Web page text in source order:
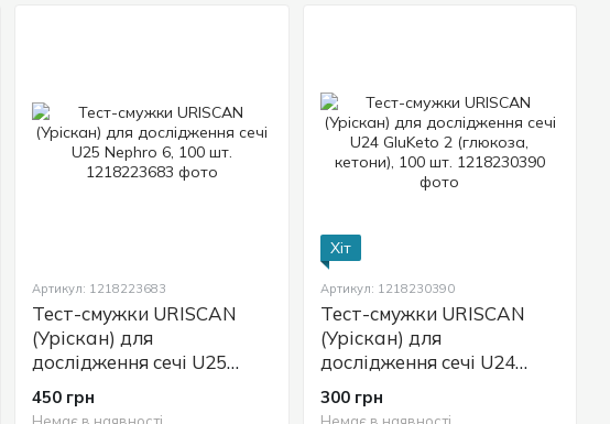
Артикул: 1218223683
Тест-смужки URISCAN
(Уріскан) для
дослідження сечі U25
Nephro 6, 100 шт.
450 грн
Немає в наявності
Хіт
Артикул: 1218230390
Тест-смужки URISCAN
(Уріскан) для
дослідження сечі U24
GluKeto 2 (глюкоза,
кетони), 100 шт.
300 грн
Немає в наявності